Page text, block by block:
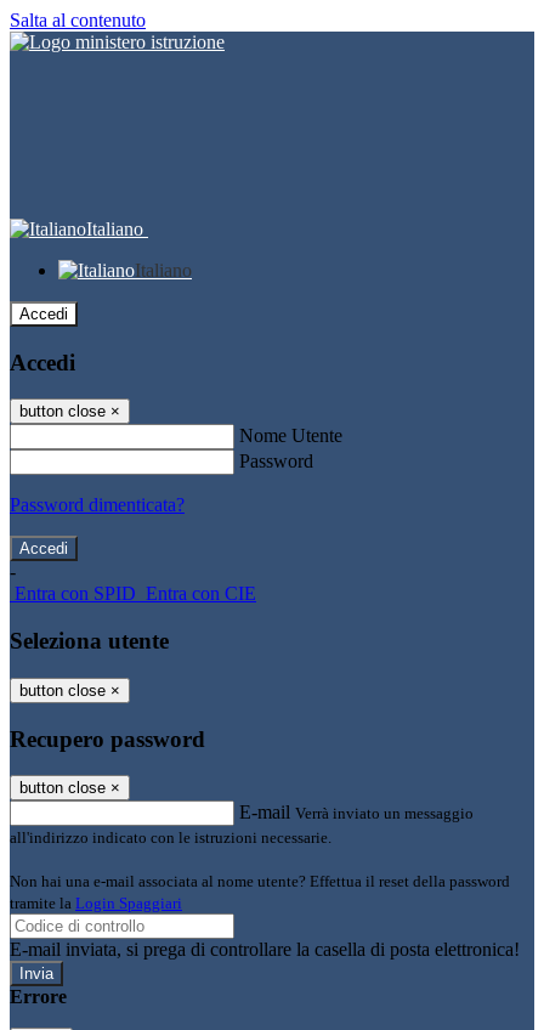
Salta al contenuto
Italiano
Italiano
Accedi
Accedi
button close ×
Nome Utente
Password
Password dimenticata?
-
Entra con SPID Entra con CIE
Seleziona utente
button close ×
Recupero password
button close ×
E-mail Verrà inviato un messaggio
all'indirizzo indicato con le istruzioni necessarie.
Non hai una e-mail associata al nome utente? Effettua il reset della password
tramite la Login Spaggiari
E-mail inviata, si prega di controllare la casella di posta elettronica!
Errore